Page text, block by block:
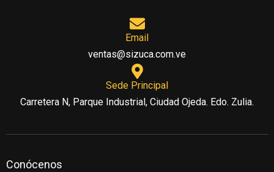
Email
ventas@sizuca.com.ve
Sede Principal
Carretera N, Parque Industrial, Ciudad Ojeda. Edo. Zulia.
Conócenos